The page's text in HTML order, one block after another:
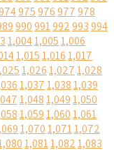
975976977978
990991992993994
1,0041,0051,006
1,0151,0161,017
1,0261,0271,028
1,0371,0381,039
1,0481,0491,050
1,0591,0601,061
1,0701,0711,072
1,0811,0821,083